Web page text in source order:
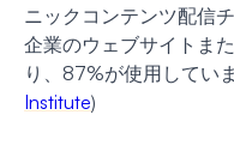
ニックコンテンツ配信
企業のウェブサイトま
り、87%が使用してい
Institute)